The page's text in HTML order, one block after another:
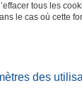
tous les
le cas où cette
des